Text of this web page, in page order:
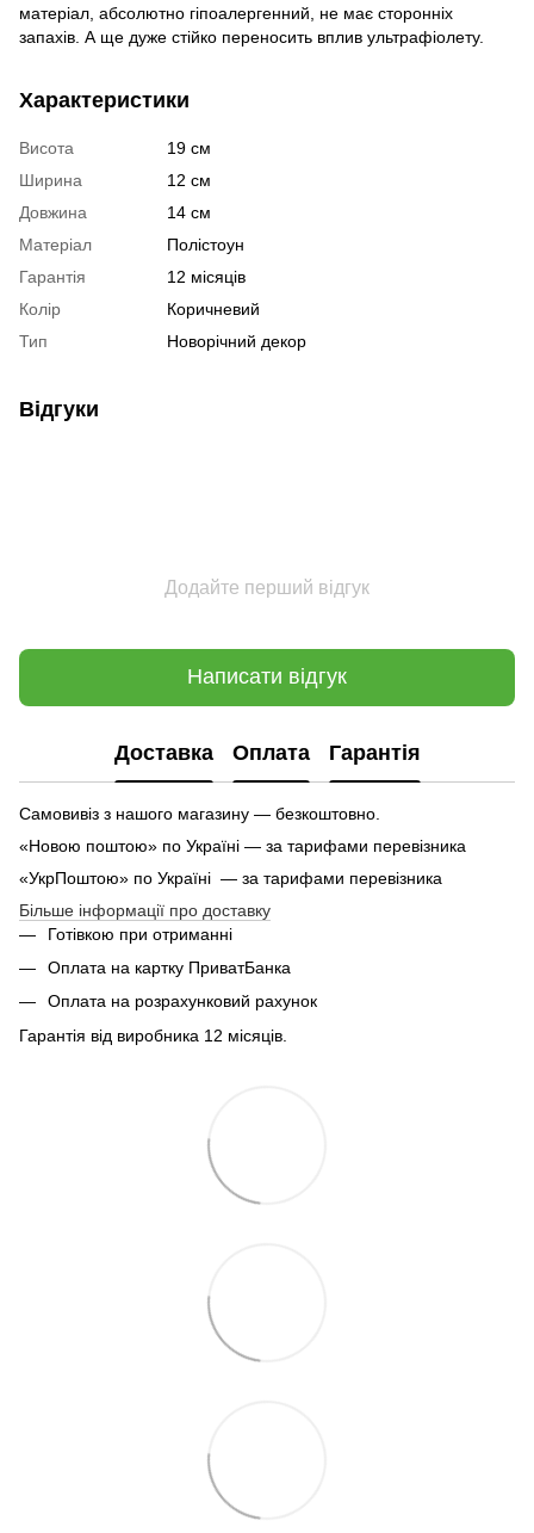
матеріал, абсолютно гіпоалергенний, не має сторонніх
запахів. А ще дуже стійко переносить вплив ультрафіолету.
Характеристики
Висота
19 см
Ширина
12 см
Довжина
14 см
Матеріал
Полістоун
Гарантія
12 місяців
Колір
Коричневий
Тип
Новорічний декор
Відгуки
Додайте перший відгук
Написати відгук
Доставка Оплата Гарантія
Самовивіз з нашого магазину — безкоштовно.
«Новою поштою» по Україні — за тарифами перевізника
«УкрПоштою» по Україні — за тарифами перевізника
Більше інформації про доставку
Готівкою при отриманні
Оплата на картку ПриватБанка
Оплата на розрахунковий рахунок
Гарантія від виробника 12 місяців.